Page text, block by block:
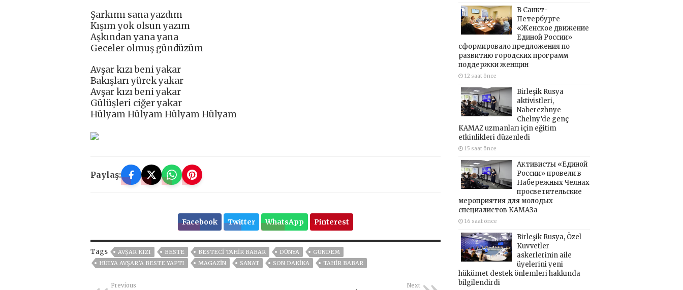
Şarkımı sana yazdım
Kışım yok olsun yazım
Aşkından yana yana
Geceler olmuş gündüzüm
Avşar kızı beni yakar
Bakışları yürek yakar
Avşar kızı beni yakar
Gülüşleri ciğer yakar
Hülyam Hülyam Hülyam Hülyam
Paylaş:
Facebook Twitter WhatsApp Pinterest
Tags AVŞAR KIZI BESTE BESTECI TAHIR BABAR DÜNYA
GÜNDEM
HÜLYA AVŞAR’A BESTE YAPTI
MAGAZİN SANAT SON DAKIKA TAHIR BABAR
Previous Next
В Санкт-
Петербурге
«Женское движение
Единой России»
сформировало предложения по
развитию городских программ
поддержки женщин
12 saat önce
Birleşik Rusya
aktivistleri,
Naberezhnye
Chelny’de genç
KAMAZ uzmanları için eğitim
etkinlikleri düzenledi
15 saat önce
Активисты «Единой
России» провели в
Набережных Челнах
просветительские
мероприятия для молодых
специалистов КАМАЗа
16 saat önce
Birleşik Rusya, Özel
Kuvvetler
askerlerinin aile
üyelerini yeni
hükümet destek önlemleri hakkında
bilgilendirdi